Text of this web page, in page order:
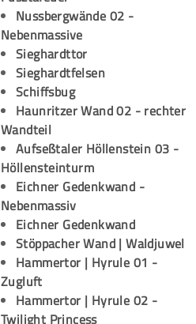
Nussbergwände 02 -
Nebenmassive
Sieghardttor
Sieghardtfelsen
Schiffsbug
Haunritzer Wand 02 - rechter
Wandteil
Aufseßtaler Höllenstein 03 -
Höllensteinturm
Eichner Gedenkwand -
Nebenmassiv
Eichner Gedenkwand
Stöppacher Wand | Waldjuwel
Hammertor | Hyrule 01 -
Zugluft
Hammertor | Hyrule 02 -
Twilight Princess